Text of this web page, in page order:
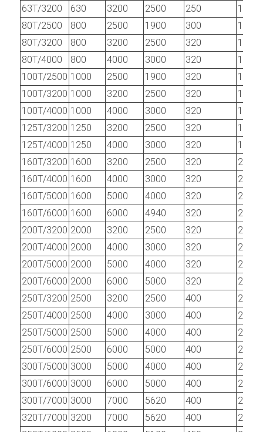
63T/3200
630 3200 2500 250
120
80T/2500
800 2500 1900 300
120
80T/3200
800 3200 2500 320
120
80T/4000
800 4000 3000 320
120
100T/2500 1000 2500 1900 320
160
100T/3200 1000 3200 2500 320
160
100T/4000 1000 4000 3000 320
160
125T/3200 1250 3200 2500 320
160
125T/4000 1250 4000 3000 320
160
160T/3200 1600 3200 2500 320
200
160T/4000 1600 4000 3000 320
200
160T/5000 1600 5000 4000 320
200
160T/6000 1600 6000 4940 320
200
200T/3200 2000 3200 2500 320
200
200T/4000 2000 4000 3000 320
200
200T/5000 2000 5000 4000 320
200
200T/6000 2000 6000 5000 320
200
250T/3200 2500 3200 2500 400
250
250T/4000 2500 4000 3000 400
250
250T/5000 2500 5000 4000 400
250
250T/6000 2500 6000 5000 400
250
300T/5000 3000 5000 4000 400
250
300T/6000 3000 6000 5000 400
250
300T/7000 3000 7000 5620 400
250
320T/7000 3200 7000 5620 400
250